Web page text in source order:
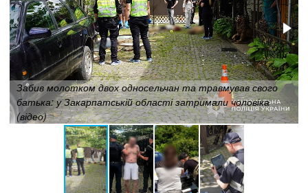
Забив молотком двох односельчан та травмував свого
батька: у Закарпатській області затримали чоловіка
(відео)